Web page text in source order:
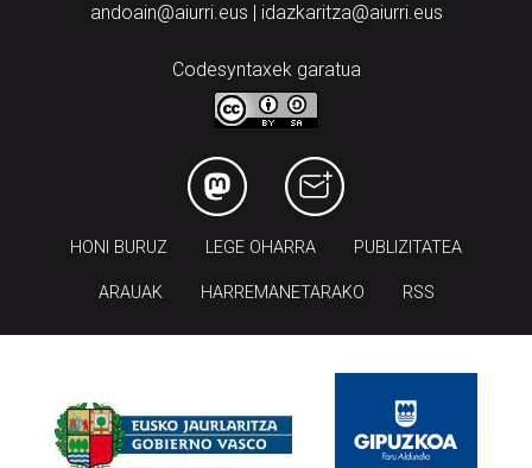
andoain@aiurri.eus | idazkaritza@aiurri.eus
Codesyntaxek garatua
HONI BURUZ LEGE OHARRA PUBLIZITATEA
ARAUAK HARREMANETARAKO RSS